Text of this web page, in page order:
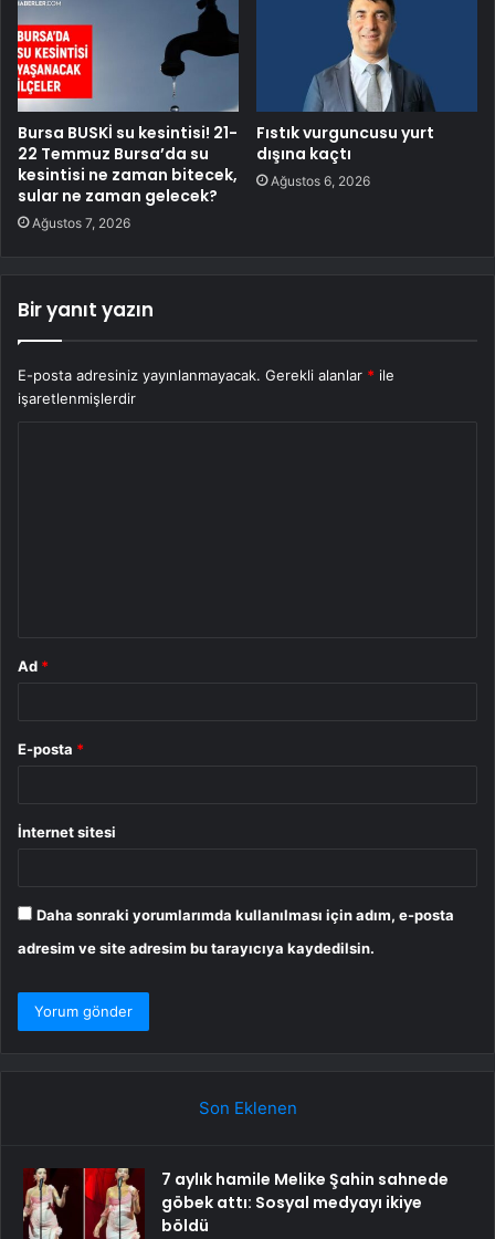
Bursa BUSKİ su kesintisi! 21-
22 Temmuz Bursa’da su
kesintisi ne zaman bitecek,
sular ne zaman gelecek?
Ağustos 7, 2026
Fıstık vurguncusu yurt
dışına kaçtı
Ağustos 6, 2026
Bir yanıt yazın
E-posta adresiniz yayınlanmayacak. Gerekli alanlar * ile
işaretlenmişlerdir
Ad *
E-posta *
İnternet sitesi
Daha sonraki yorumlarımda kullanılması için adım, e-posta
adresim ve site adresim bu tarayıcıya kaydedilsin.
Son Eklenen
7 aylık hamile Melike Şahin sahnede
göbek attı: Sosyal medyayı ikiye
böldü